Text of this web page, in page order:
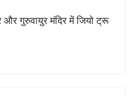
गुरुवायुर मंदिर में जियो ट्रू